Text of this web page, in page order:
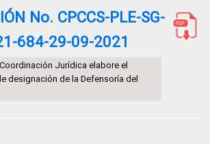
No. CPCCS-PLE-SG-
684-29-09-2021
Jurídica elabore el
designación de la Defensoría del